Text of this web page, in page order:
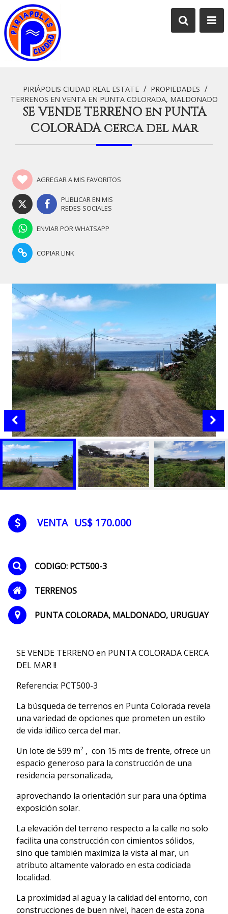
PIRIÁPOLIS CIUDAD REAL ESTATE / PROPIEDADES /
TERRENOS EN VENTA EN PUNTA COLORADA, MALDONADO
SE VENDE TERRENO en PUNTA
COLORADA cerca del mar
AGREGAR A MIS FAVORITOS
PUBLICAR EN MIS
REDES SOCIALES
ENVIAR POR WHATSAPP
COPIAR LINK
VENTA US$ 170.000
CODIGO: PCT500-3
TERRENOS
PUNTA COLORADA, MALDONADO, URUGUAY
SE VENDE TERRENO en PUNTA COLORADA CERCA
DEL MAR !!
Referencia: PCT500-3
La búsqueda de terrenos en Punta Colorada revela
una variedad de opciones que prometen un estilo
de vida idílico cerca del mar.
Un lote de 599 m² , con 15 mts de frente, ofrece un
espacio generoso para la construcción de una
residencia personalizada,
aprovechando la orientación sur para una óptima
exposición solar.
La elevación del terreno respecto a la calle no solo
facilita una construcción con cimientos sólidos,
sino que también maximiza la vista al mar, un
atributo altamente valorado en esta codiciada
localidad.
La proximidad al agua y la calidad del entorno, con
construcciones de buen nivel, hacen de esta zona